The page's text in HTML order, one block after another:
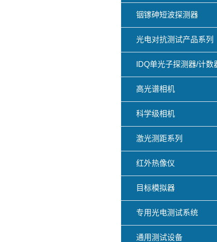
铟镓砷短波探测器
光电对抗测试产品系列
IDQ单光子探测器/计数
高光谱相机
科学级相机
激光测距系列
红外热像仪
目标模拟器
专用光电测试系统
通用测试设备